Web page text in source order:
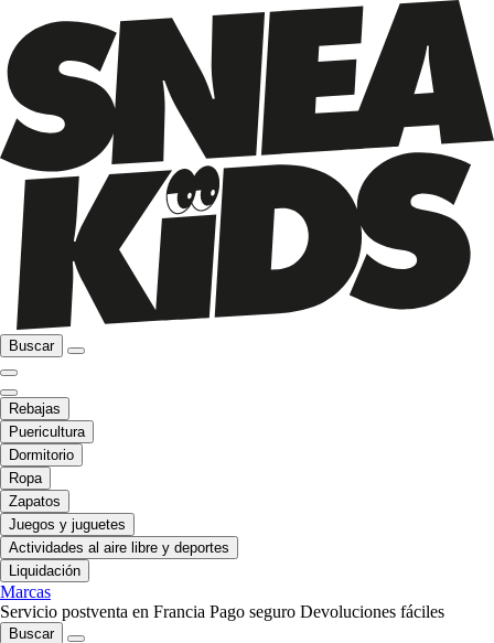
Buscar
Rebajas
Puericultura
Dormitorio
Ropa
Zapatos
Juegos y juguetes
Actividades al aire libre y deportes
Liquidación
Marcas
Servicio postventa en Francia Pago seguro Devoluciones fáciles
Buscar